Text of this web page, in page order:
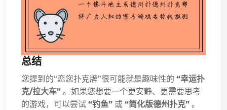
总结
您提到的“恋您扑克牌”很可能就是趣味性的 “幸运扑
克/拉大车” 。如果您想要一个更安静、更需要思考
的游戏，可以尝试 “钓鱼” 或 “简化版德州扑克” 。